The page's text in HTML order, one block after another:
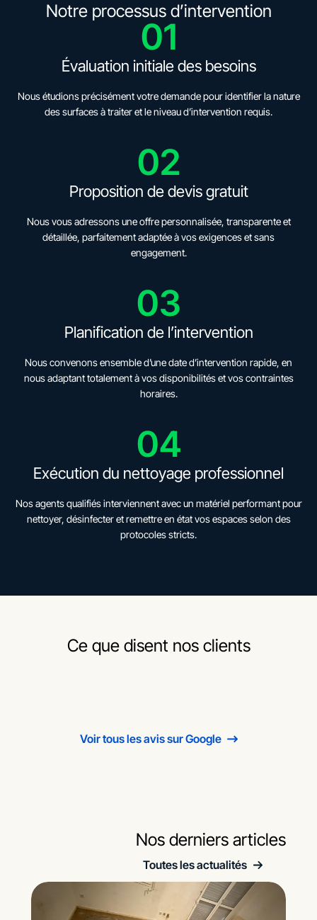
Notre processus d’intervention
01
Évaluation initiale des besoins
Nous étudions précisément votre demande pour identifier la nature
des surfaces à traiter et le niveau d’intervention requis.
02
Proposition de devis gratuit
Nous vous adressons une offre personnalisée, transparente et
détaillée, parfaitement adaptée à vos exigences et sans
engagement.
03
Planification de l’intervention
Nous convenons ensemble d’une date d’intervention rapide, en
nous adaptant totalement à vos disponibilités et vos contraintes
horaires.
04
Exécution du nettoyage professionnel
Nos agents qualifiés interviennent avec un matériel performant pour
nettoyer, désinfecter et remettre en état vos espaces selon des
protocoles stricts.
Ce que disent nos clients
Voir tous les avis sur Google
Nos derniers articles
Toutes les actualités